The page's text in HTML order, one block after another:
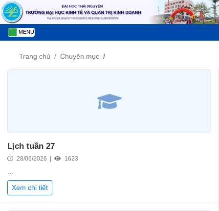
MENU
Trang chủ Chuyên mục
Lịch tuần 27
28/06/2026 | 1623
...
Xem chi tiết